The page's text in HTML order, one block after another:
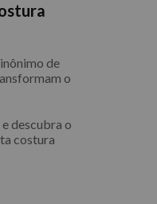
de
o
descubra o
costura